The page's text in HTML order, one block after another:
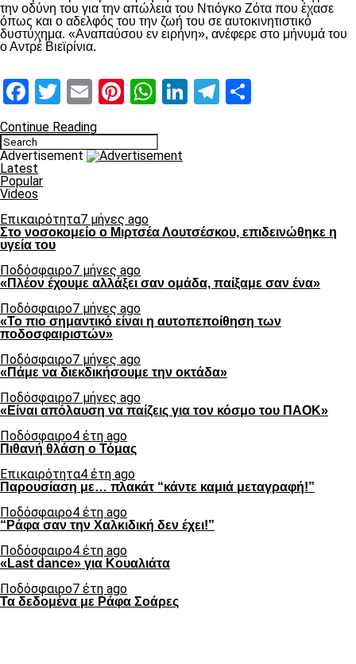
την οδύνη του για την απώλεια του Ντιόγκο Ζότα που έχασε
όπως και ο αδελφός του την ζωή του σε αυτοκινητιστικό
δυστύχημα. «Αναπαύσου εν ειρήνη», ανέφερε στο μήνυμά του
ο Αντρέ Βιεϊρίνια.
Facebook
Twitter
EmailPinterest
WhatsApp
LinkedIn
Telegram
Continue Reading
Advertisement
Latest
Popular
Videos
Επικαιρότητα7 μήνες ago
Στο νοσοκομείο ο Μιρτσέα Λουτσέσκου, επιδεινώθηκε η
υγεία του
Ποδόσφαιρο7 μήνες ago
«Πλέον έχουμε αλλάξει σαν ομάδα, παίξαμε σαν ένα»
Ποδόσφαιρο7 μήνες ago
«Το πιο σημαντικό είναι η αυτοπεποίθηση των
ποδοσφαιριστών»
Ποδόσφαιρο7 μήνες ago
«Πάμε να διεκδικήσουμε την οκτάδα»
Ποδόσφαιρο7 μήνες ago
«Είναι απόλαυση να παίζεις για τον κόσμο του ΠΑΟΚ»
Ποδόσφαιρο4 έτη ago
Πιθανή θλάση ο Τόμας
Επικαιρότητα4 έτη ago
Παρουσίαση με… πλακάτ “κάντε καμιά μεταγραφή!”
Ποδόσφαιρο4 έτη ago
“Ράφα σαν την Χαλκιδική δεν έχει!”
Ποδόσφαιρο4 έτη ago
«Last dance» για Κουαλιάτα
Ποδόσφαιρο7 έτη ago
Τα δεδομένα με Ράφα Σοάρες